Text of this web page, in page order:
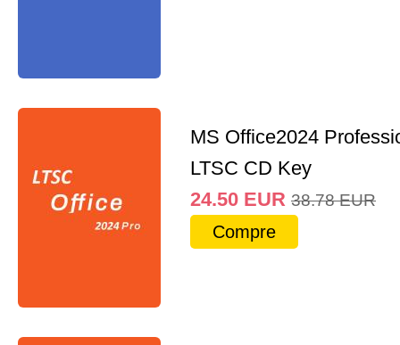
MS Office2024
LTSC CD Key
24.50 EUR 38.78 EUR
Compre